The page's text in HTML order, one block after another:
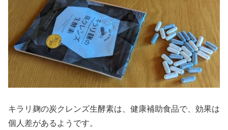
キラリ麹の炭クレンズ生酵素は、健康補助食品で、効果は
個人差があるようです。